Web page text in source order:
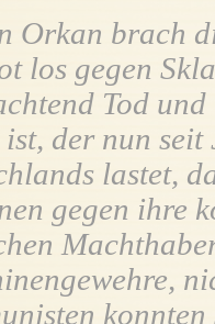
Orkan brach
los gegen
Tod
der nun seit
lastet,
gegen ihre